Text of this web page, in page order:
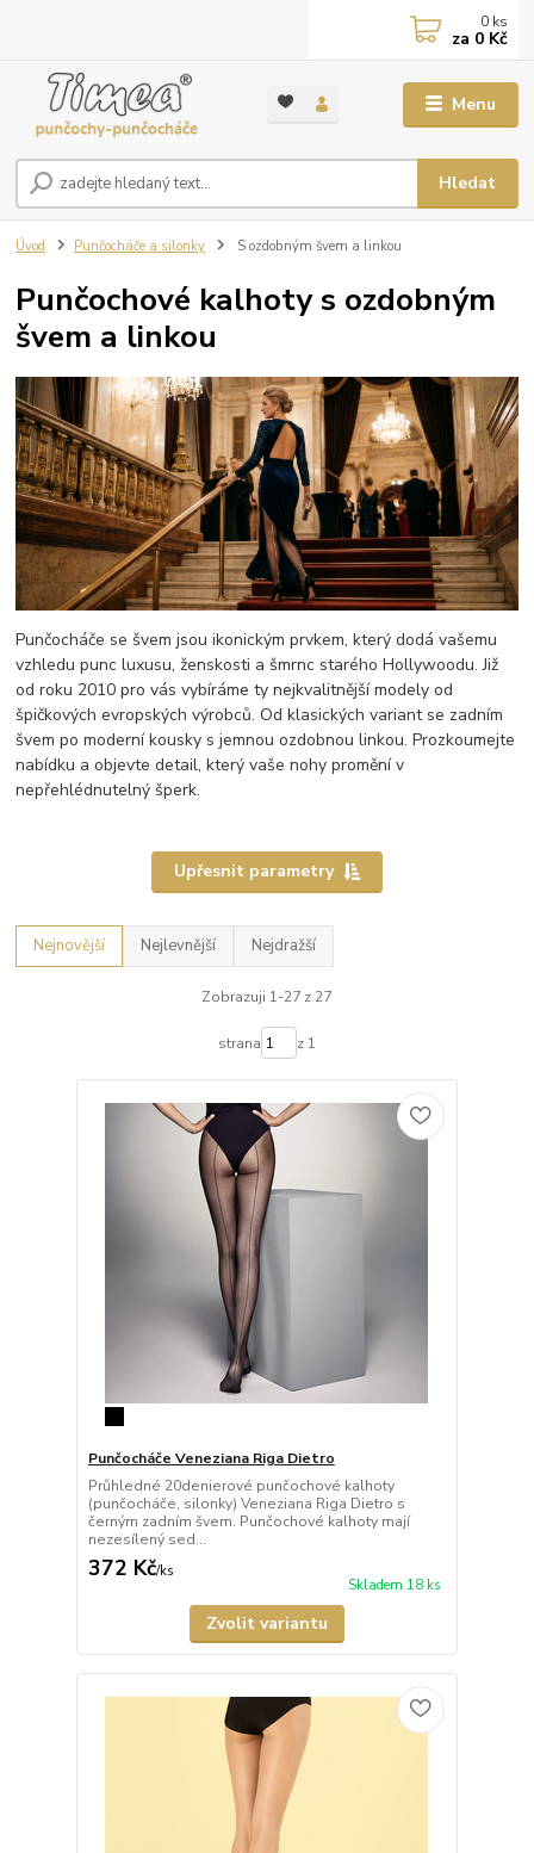
Menu
Hledat
0 ks
za 0 Kč
Úvod Punčocháče a silonky S ozdobným švem a linkou
Punčochové kalhoty s ozdobným
švem a linkou
Punčocháče se švem jsou ikonickým prvkem, který dodá vašemu
vzhledu punc luxusu, ženskosti a šmrnc starého Hollywoodu. Již
od roku 2010 pro vás vybíráme ty nejkvalitnější modely od
špičkových evropských výrobců. Od klasických variant se zadním
švem po moderní kousky s jemnou ozdobnou linkou. Prozkoumejte
nabídku a objevte detail, který vaše nohy promění v
nepřehlédnutelný šperk.
Upřesnit parametry
Nejnovější Nejlevnější Nejdražší
Zobrazuji 1-27 z 27
strana z 1
Punčocháče Veneziana Riga Dietro
Průhledné 20denierové punčochové kalhoty
(punčocháče, silonky) Veneziana Riga Dietro s
černým zadním švem. Punčochové kalhoty mají
nezesílený sed...
372 Kč/ks
Skladem 18 ks
Zvolit variantu